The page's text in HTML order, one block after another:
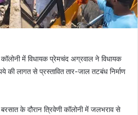
कॉलोनी में विधायक प्रेमचंद अग्रवाल ने विधायक
लागत से प्रस्तावित तार-जाल तटबंध निर्माण
के दौरान त्रिवेणी कॉलोनी में जलभराव से